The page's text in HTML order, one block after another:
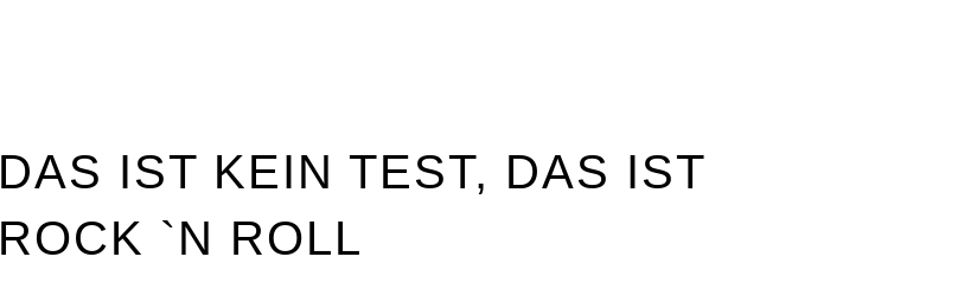
DAS IST KEIN TEST, DAS IST
ROCK `N ROLL